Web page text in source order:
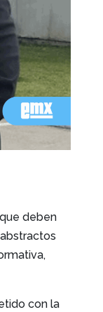
deben
con la